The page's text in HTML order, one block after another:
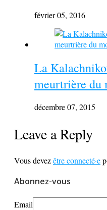
février 05, 2016
La
meurtrière du
décembre 07, 2015
Leave a Reply
Vous devezêtre connecté·e
Abonnez-vous
Email